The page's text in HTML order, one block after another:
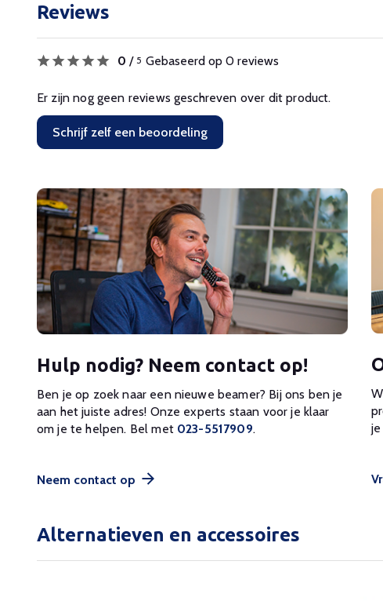
Reviews
0 / 5 Gebaseerd op 0 reviews
Er zijn nog geen reviews geschreven over dit product.
Schrijf zelf een beoordeling
Hulp nodig? Neem contact op!
Ben je op zoek naar een nieuwe beamer? Bij ons ben je
aan het juiste adres! Onze experts staan voor je klaar
om je te helpen. Bel met 023-5517909.
Neem contact op
Alternatieven en accessoires